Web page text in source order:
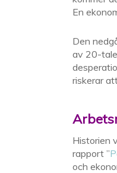
En
Den
av 20-
riskerar
Historien
rapport ”
och